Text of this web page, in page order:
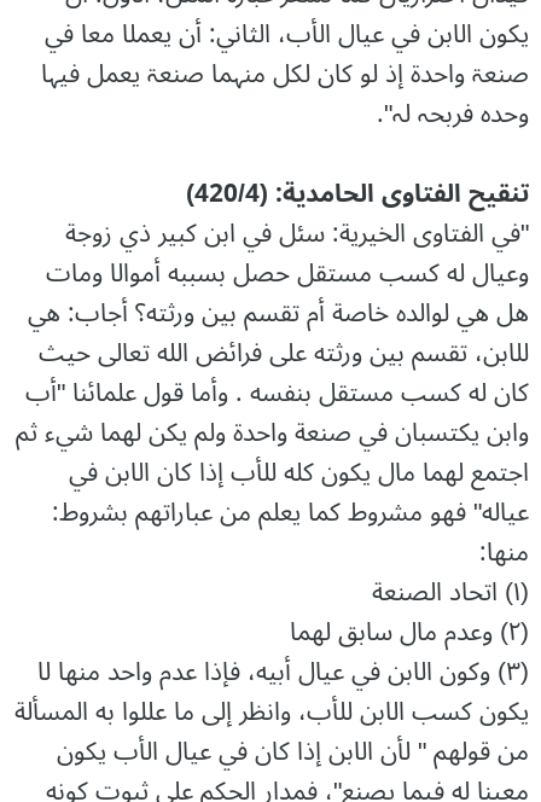
یکون الابن في عیال الأب، الثاني: أن یعملا معا في
صنعۃ واحدۃ إذ لو کان لکل منہما صنعۃ یعمل فیہا
وحدہ فربحہ لہ".
تنقيح الفتاوى الحامدية: (420/4)
"في الفتاوى الخيرية: سئل في ابن كبير ذي زوجة
وعيال له كسب مستقل حصل بسببه أموالا ومات
هل هي لوالده خاصة أم تقسم بين ورثته؟ أجاب: هي
للابن، تقسم بين ورثته على فرائض الله تعالى حيث
كان له كسب مستقل بنفسه . وأما قول علمائنا "أب
وابن يكتسبان في صنعة واحدة ولم يكن لهما شيء ثم
اجتمع لهما مال يكون كله للأب إذا كان الابن في
عياله" فهو مشروط كما يعلم من عباراتهم بشروط:
منها:
(١) اتحاد الصنعة
(٢) وعدم مال سابق لهما
(٣) وكون الابن في عيال أبيه، فإذا عدم واحد منها لا
يكون كسب الابن للأب، وانظر إلى ما عللوا به المسألة
من قولهم " لأن الابن إذا كان في عيال الأب يكون
معينا له فيما يصنع"، فمدار الحكم على ثبوت كونه